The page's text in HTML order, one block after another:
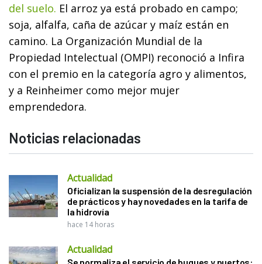
del suelo. El arroz ya está probado en campo;
soja, alfalfa, caña de azúcar y maíz están en
camino. La Organización Mundial de la
Propiedad Intelectual (OMPI) reconoció a Infira
con el premio en la categoría agro y alimentos,
y a Reinheimer como mejor mujer
emprendedora.
Noticias relacionadas
Actualidad
Oficializan la suspensión de la desregulación
de prácticos y hay novedades en la tarifa de
la hidrovía
hace 14 horas
Actualidad